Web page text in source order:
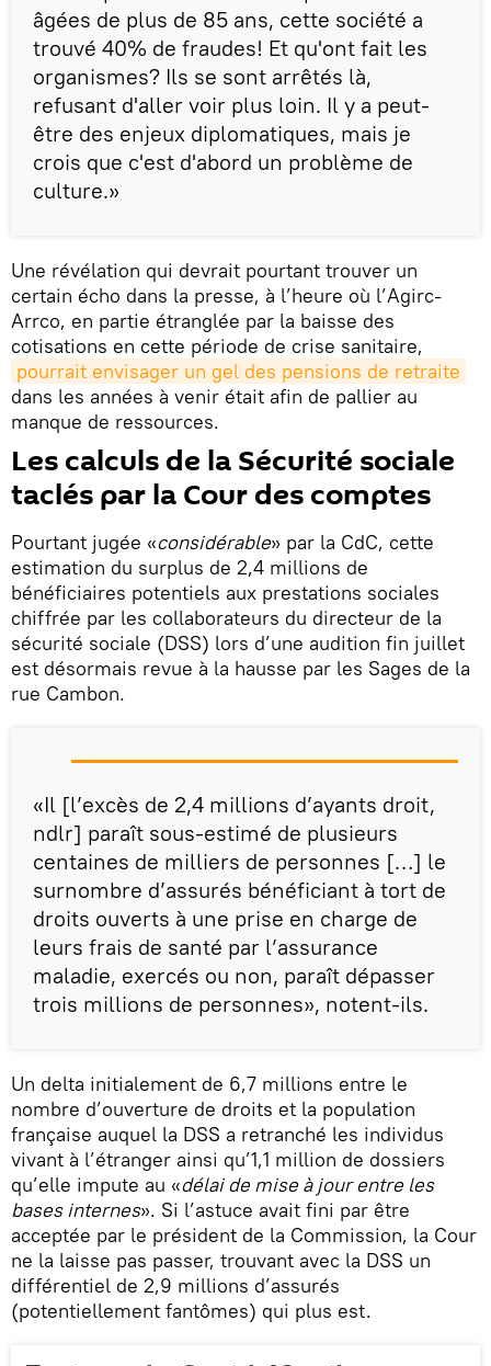
âgées de plus de 85 ans, cette société a
trouvé 40% de fraudes! Et qu'ont fait les
organismes? Ils se sont arrêtés là,
refusant d'aller voir plus loin. Il y a peut-
être des enjeux diplomatiques, mais je
crois que c'est d'abord un problème de
culture.»
Une révélation qui devrait pourtant trouver un
certain écho dans la presse, à l’heure où l’Agirc-
Arrco, en partie étranglée par la baisse des
cotisations en cette période de crise sanitaire,
pourrait envisager un gel des pensions de retraite
dans les années à venir était afin de pallier au
manque de ressources.
Les calculs de la Sécurité sociale
taclés par la Cour des comptes
Pourtant jugée «considérable» par la CdC, cette
estimation du surplus de 2,4 millions de
bénéficiaires potentiels aux prestations sociales
chiffrée par les collaborateurs du directeur de la
sécurité sociale (DSS) lors d’une audition fin juillet
est désormais revue à la hausse par les Sages de la
rue Cambon.
«Il [l’excès de 2,4 millions d’ayants droit,
ndlr] paraît sous-estimé de plusieurs
centaines de milliers de personnes […] le
surnombre d’assurés bénéficiant à tort de
droits ouverts à une prise en charge de
leurs frais de santé par l’assurance
maladie, exercés ou non, paraît dépasser
trois millions de personnes», notent-ils.
Un delta initialement de 6,7 millions entre le
nombre d’ouverture de droits et la population
française auquel la DSS a retranché les individus
vivant à l’étranger ainsi qu’1,1 million de dossiers
qu’elle impute au «délai de mise à jour entre les
bases internes». Si l’astuce avait fini par être
acceptée par le président de la Commission, la Cour
ne la laisse pas passer, trouvant avec la DSS un
différentiel de 2,9 millions d’assurés
(potentiellement fantômes) qui plus est.